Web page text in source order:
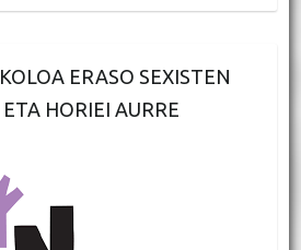
ERASO SEXISTEN
HORIEI AURRE